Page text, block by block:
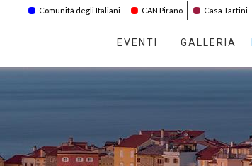
Comunità degli Italiani CAN Pirano Casa Tartini
EVENTI GALLERIA